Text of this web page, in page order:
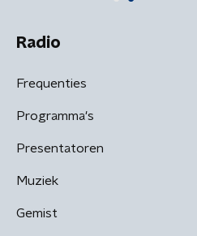
Radio
Frequenties
Programma's
Presentatoren
Muziek
Gemist